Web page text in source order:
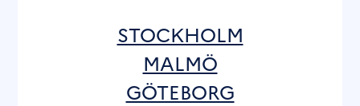
STOCKHOLM
MALMÖ
GÖTEBORG